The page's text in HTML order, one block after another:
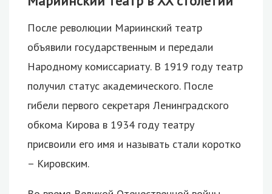
После революции Мариинский театр
объявили государственным и передали
Народному комиссариату. В 1919 году театр
получил статус академического. После
гибели первого секретаря Ленинградского
обкома Кирова в 1934 году театру
присвоили его имя и называть стали коротко
– Кировским.